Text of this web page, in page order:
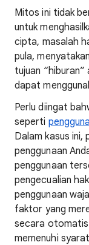
Mitos ini tidak
untuk
cipta, masalah
pula,
tujuan
dapat
Perlu diingat
seperti
Dalam kasus ini,
penggunaan
penggunaan
pengecualian
penggunaan
faktor yang
secara otomatis
memenuhi